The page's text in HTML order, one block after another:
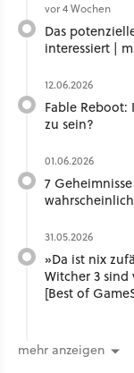
vor 4 Wochen
Das
interessiert |
12.06.2026
Fable Reboot:
zu sein?
01.06.2026
7
31.05.2026
»Da ist nix
Witcher 3
[Best of
mehr anzeigen